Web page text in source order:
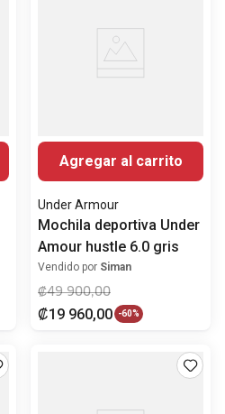
Agregar al carrito
Under Armour
Mochila deportiva Under
Amour hustle 6.0 gris
Vendido por Siman
₡49 900,00
₡19 960,00 -60%